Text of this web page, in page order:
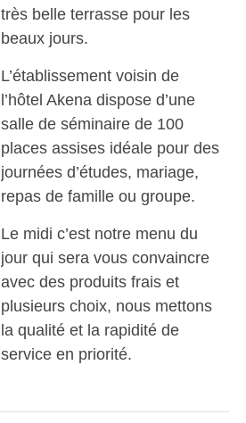
très belle terrasse pour les
beaux jours.
L’établissement voisin de
l’hôtel Akena dispose d’une
salle de séminaire de 100
places assises idéale pour des
journées d’études, mariage,
repas de famille ou groupe.
Le midi c’est notre menu du
jour qui sera vous convaincre
avec des produits frais et
plusieurs choix, nous mettons
la qualité et la rapidité de
service en priorité.